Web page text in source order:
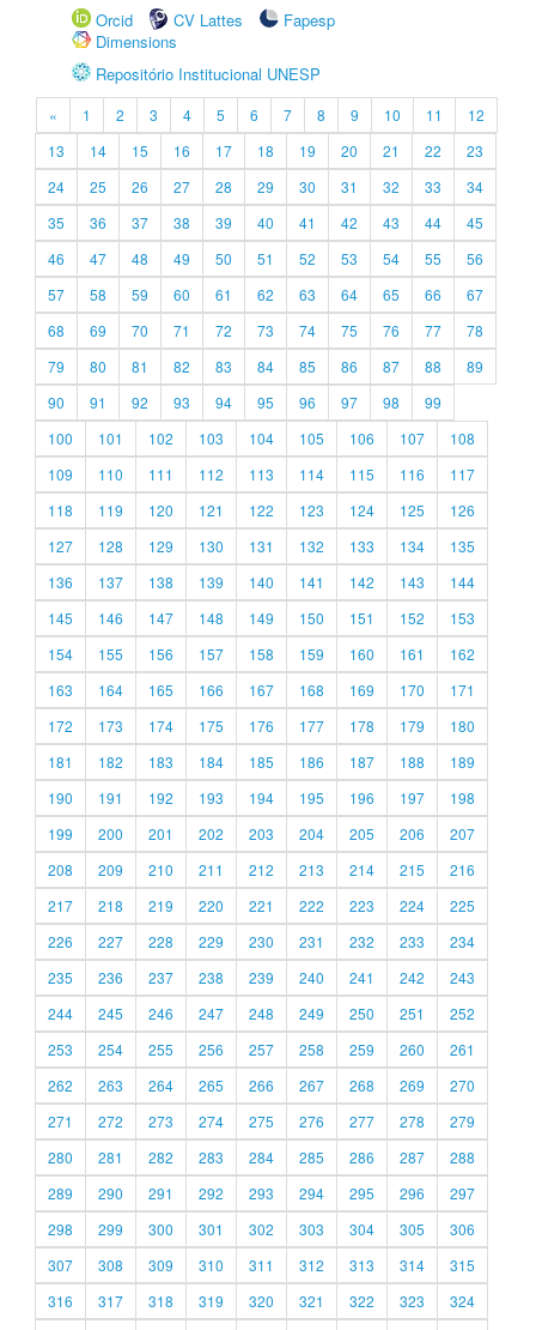
Orcid
CV Lattes
Fapesp
Dimensions
Repositório Institucional UNESP
« 1 2 3 4 5 6 7 8 9 10 11
12
13
14 15 16 17 18 19 20 21 22
23
24
25 26 27 28 29 30 31 32 33
34
35
36 37 38 39 40 41 42 43 44
45
46
47 48 49 50 51 52 53 54 55
56
57
58 59 60 61 62 63 64 65 66
67
68
69 70 71 72 73 74 75 76 77
78
79
80 81 82 83 84 85 86 87 88
89
90
91 92 93 94 95 96 97 98
99
100
101 102 103 104 105 106 107
108
109
110 111 112 113 114 115 116
117
118
119 120 121 122 123 124 125
126
127
128 129 130 131 132 133 134
135
136
137 138 139 140 141 142 143
144
145
146 147 148 149 150 151 152
153
154
155 156 157 158 159 160 161
162
163
164 165 166 167 168 169 170
171
172
173 174 175 176 177 178 179
180
181
182 183 184 185 186 187 188
189
190
191 192 193 194 195 196 197
198
199
200 201 202 203 204 205 206
207
208
209 210 211 212 213 214 215
216
217
218 219 220 221 222 223 224
225
226
227 228 229 230 231 232 233
234
235
236 237 238 239 240 241 242
243
244
245 246 247 248 249 250 251
252
253
254 255 256 257 258 259 260
261
262
263 264 265 266 267 268 269
270
271
272 273 274 275 276 277 278
279
280
281 282 283 284 285 286 287
288
289
290 291 292 293 294 295 296
297
298
299 300 301 302 303 304 305
306
307
308 309 310 311 312 313 314
315
316
317 318 319 320 321 322 323
324